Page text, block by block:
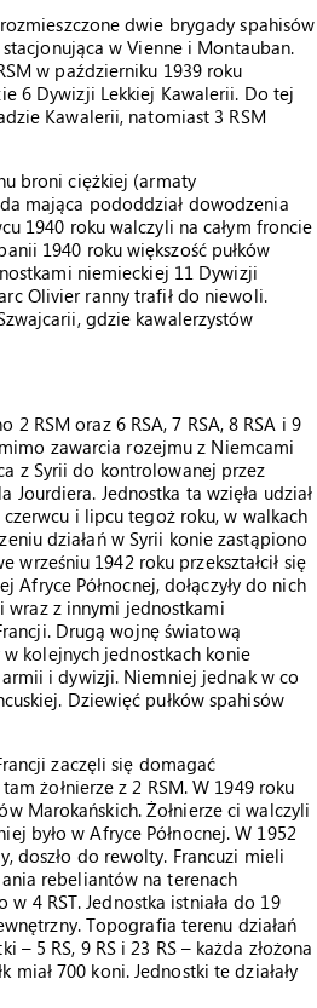
dwie brygady spahisów
w Vienne i Montauban.
w październiku 1939 roku
6 Dywizji Lekkiej Kawalerii. Do tej
Kawalerii, natomiast 3 RSM
broni ciężkiej (armaty
mająca pododdział dowodzenia
1940 roku walczyli na całym froncie
1940 roku większość pułków
niemieckiej 11 Dywizji
Olivier ranny trafił do niewoli.
gdzie kawalerzystów
RSM oraz 6 RSA, 7 RSA, 8 RSA i 9
zawarcia rozejmu z Niemcami
z Syrii do kontrolowanej przez
Jourdiera. Jednostka ta wzięła udział
i lipcu tegoż roku, w walkach
działań w Syrii konie zastąpiono
1942 roku przekształcił się
Północnej, dołączyły do nich
wraz z innymi jednostkami
Drugą wojnę światową
kolejnych jednostkach konie
i dywizji. Niemniej jednak w co
Dziewięć pułków spahisów
zaczęli się domagać
żołnierze z 2 RSM. W 1949 roku
Marokańskich. Żołnierze ci walczyli
było w Afryce Północnej. W 1952
doszło do rewolty. Francuzi mieli
rebeliantów na terenach
4 RST. Jednostka istniała do 19
Topografia terenu działań
5 RS, 9 RS i 23 RS – każda złożona
700 koni. Jednostki te działały